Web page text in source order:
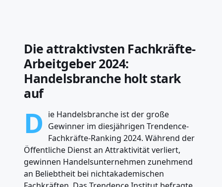
Die attraktivsten Fachkräfte-
Arbeitgeber 2024:
Handelsbranche holt stark
auf
D ie Handelsbranche ist der große
Gewinner im diesjährigen Trendence-
Fachkräfte-Ranking 2024. Während der
Öffentliche Dienst an Attraktivität verliert,
gewinnen Handelsunternehmen zunehmend
an Beliebtheit bei nichtakademischen